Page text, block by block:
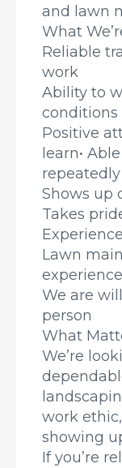
and lawn
What
Reliable
work
Ability to
conditions
Positive
learn•
Shows up
Takes
Experience
Lawn
We are
person
What
We’re
work
showing
If you’re